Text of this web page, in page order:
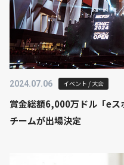
2024.07.06 イベント / 大会
賞金総額6,000万ドル「eス
チームが出場決定